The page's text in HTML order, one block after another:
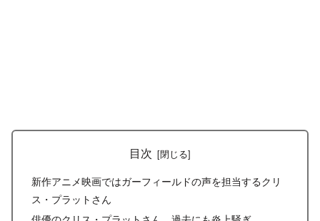
目次
新作アニメ映画ではガーフィールドの声を担当するクリ
ス・プラットさん